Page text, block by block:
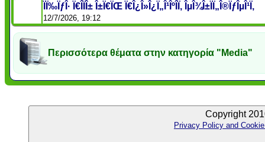
ÏÏ‰ÏƒÎ· Ï€Î­ÏÎ± Î±Ï€ÏŒ Ï€Î¿Î»Î¿Ï„Î¹ÎºÎ­Ï‚ ÎµÎ¾Î±ÏÏ„Î®ÏƒÎµÎ¹Ï‚
12/7/2026, 19:12
Περισσότερα θέματα στην κατηγορία "Media"
Copyright
Privacy Policy and